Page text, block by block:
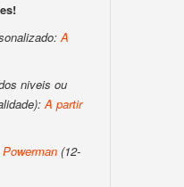
A
niveis ou
A partir
Powerman (12-